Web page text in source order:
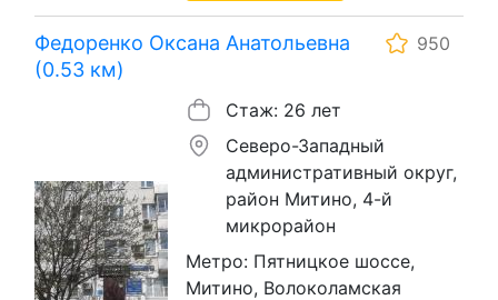
Федоренко Оксана Анатольевна
(0.53 км)
950
Стаж: 26 лет
Северо-Западный
административный округ,
район Митино, 4-й
микрорайон
Метро: Пятницкое шоссе,
Митино, Волоколамская